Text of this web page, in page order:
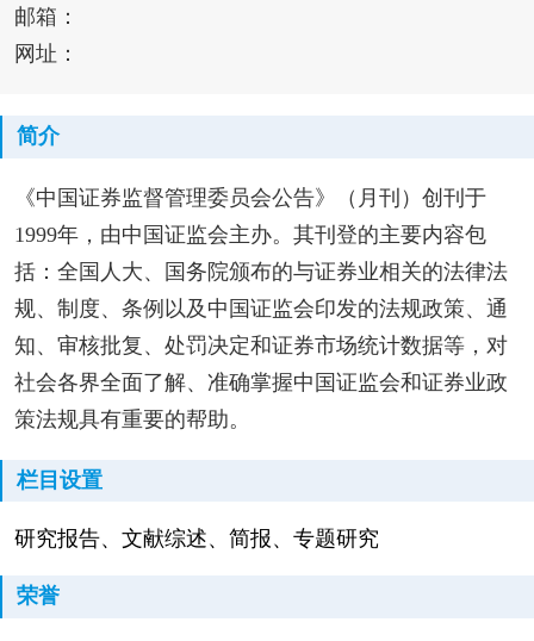
邮箱：
网址：
简介
《中国证券监督管理委员会公告》（月刊）创刊于
1999年，由中国证监会主办。其刊登的主要内容包
括：全国人大、国务院颁布的与证券业相关的法律法
规、制度、条例以及中国证监会印发的法规政策、通
知、审核批复、处罚决定和证券市场统计数据等，对
社会各界全面了解、准确掌握中国证监会和证券业政
策法规具有重要的帮助。
栏目设置
研究报告、文献综述、简报、专题研究
荣誉